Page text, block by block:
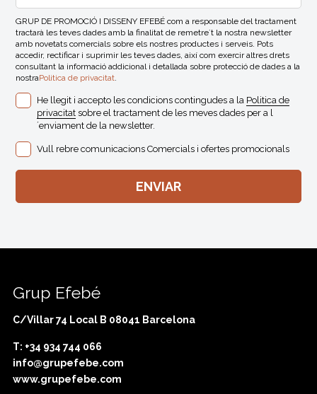
GRUP DE PROMOCIÓ I DISSENY EFEBÉ com a responsable del tractament
tractarà les teves dades amb la finalitat de remetre´t la nostra newsletter
amb novetats comercials sobre els nostres productes i serveis. Pots
accedir, rectificar i suprimir les teves dades, així com exercir altres drets
consultant la informació addicional i detallada sobre protecció de dades a la
nostraPolitica de privacitat.
He llegit i accepto les condicions contingudes a la Politica de
privacitat sobre el tractament de les meves dades per a l
´enviament de la newsletter.
Vull rebre comunicacions Comercials i ofertes promocionals
Grup Efebé
C/Villar 74 Local B 08041 Barcelona
T: +34 934 744 066
info@grupefebe.com
www.grupefebe.com